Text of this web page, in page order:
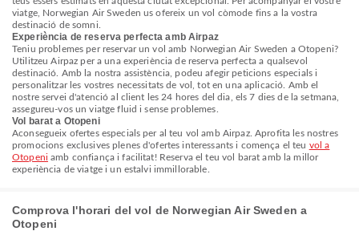
viatge, Norwegian Air Sweden us ofereix un vol còmode fins a la vostra
destinació de somni.
Experiència de reserva perfecta amb Airpaz
Teniu problemes per reservar un vol amb Norwegian Air Sweden a Otopeni?
Utilitzeu Airpaz per a una experiència de reserva perfecta a qualsevol
destinació. Amb la nostra assistència, podeu afegir peticions especials i
personalitzar les vostres necessitats de vol, tot en una aplicació. Amb el
nostre servei d'atenció al client les 24 hores del dia, els 7 dies de la setmana,
assegureu-vos un viatge fluid i sense problemes.
Vol barat a Otopeni
Aconsegueix ofertes especials per al teu vol amb Airpaz. Aprofita les nostres
promocions exclusives plenes d'ofertes interessants i comença el teu vol a
Otopeni amb confiança i facilitat! Reserva el teu vol barat amb la millor
experiència de viatge i un estalvi immillorable.
Comprova l'horari del vol de Norwegian Air Sweden a
Otopeni